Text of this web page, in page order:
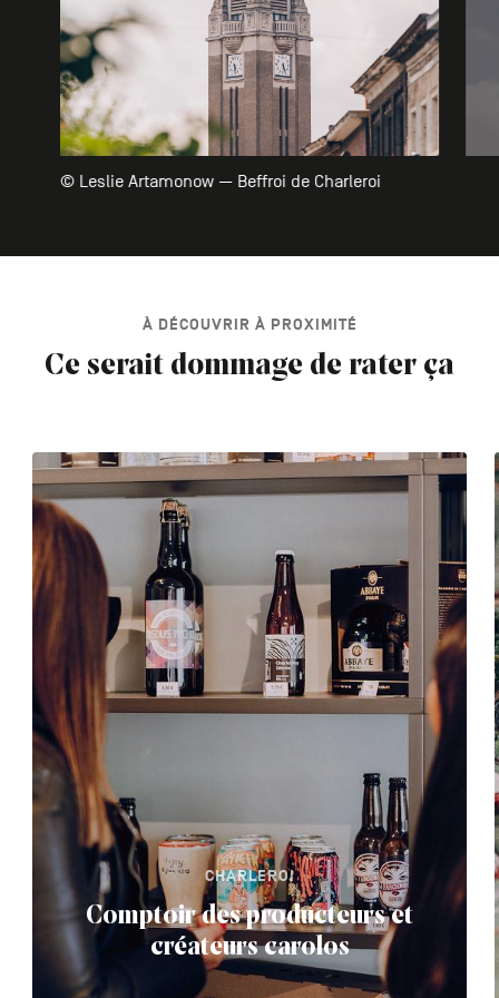
© Leslie Artamonow — Beffroi de Charleroi
À DÉCOUVRIR À PROXIMITÉ
Ce serait dommage de rater ça
CHARLEROI
Comptoir des producteurs et
créateurs carolos